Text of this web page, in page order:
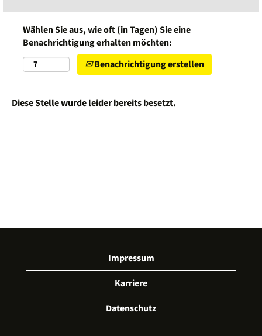
Wählen Sie aus, wie oft (in Tagen) Sie eine
Benachrichtigung erhalten möchten:
Benachrichtigung erstellen
Diese Stelle wurde leider bereits besetzt.
Impressum
Karriere
Datenschutz